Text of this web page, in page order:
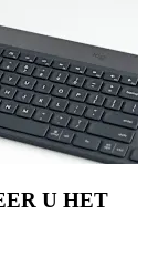
U HET